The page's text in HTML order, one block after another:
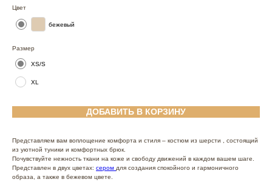
Цвет
бежевый
Размер
XS/S
XL
ДОБАВИТЬ В КОРЗИНУ
Представляем вам воплощение комфорта и стиля – костюм из шерсти , состоящий
из уютной туники и комфортных брюк.
Почувствуйте нежность ткани на коже и свободу движений в каждом вашем шаге.
Представлен в двух цветах: сером для создания спокойного и гармоничного
образа, а также в бежевом цвете.